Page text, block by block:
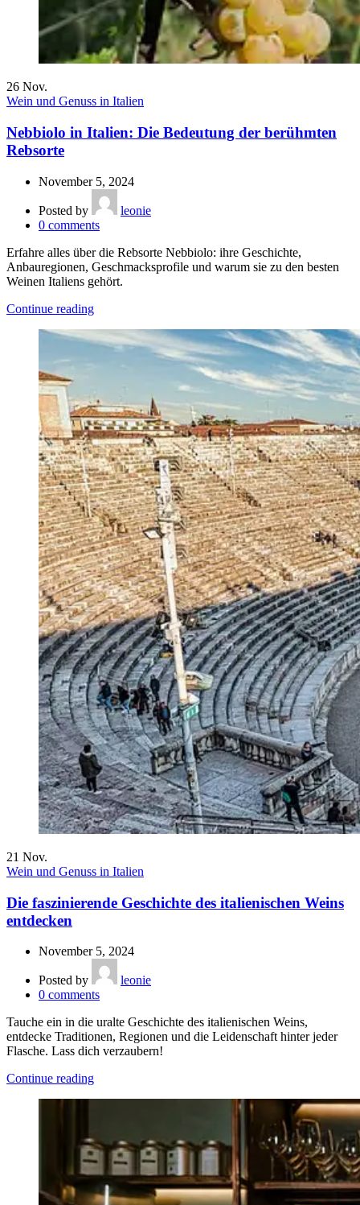
26 Nov.
Wein und Genuss in Italien
Nebbiolo in Italien: Die Bedeutung der berühmten
Rebsorte
November 5, 2024
Posted by
leonie
0 comments
Erfahre alles über die Rebsorte Nebbiolo: ihre Geschichte,
Anbauregionen, Geschmacksprofile und warum sie zu den besten
Weinen Italiens gehört.
Continue reading
21 Nov.
Wein und Genuss in Italien
Die faszinierende Geschichte des italienischen Weins
entdecken
November 5, 2024
Posted by
leonie
0 comments
Tauche ein in die uralte Geschichte des italienischen Weins,
entdecke Traditionen, Regionen und die Leidenschaft hinter jeder
Flasche. Lass dich verzaubern!
Continue reading